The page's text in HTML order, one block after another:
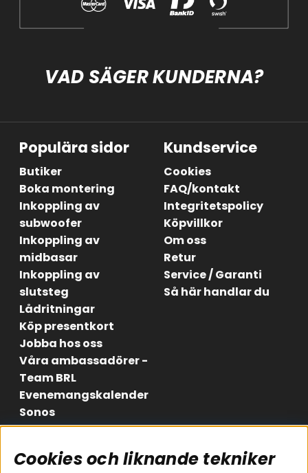
VAD SÄGER KUNDERNA?
Populära sidor
Butiker
Boka montering
Inkoppling av
subwoofer
Inkoppling av
midbasar
Inkoppling av
slutsteg
Lådritningar
Köp presentkort
Jobba hos oss
Våra ambassadörer -
Team BRL
Evenemangskalender
Sonos
Kundservice
Cookies
FAQ/kontakt
Integritetspolicy
Köpvillkor
Om oss
Retur
Service / Garanti
Så här handlar du
Områden Följ oss
Cookies och liknande tekniker